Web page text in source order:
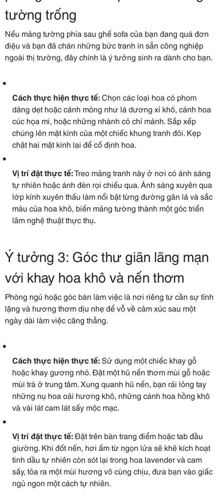
tường trống
Nếu mảng tường phía sau ghế sofa của bạn đang quá đơn
điệu và bạn đã chán những bức tranh in sẵn công nghiệp
ngoài thị trường, đây chính là ý tưởng sinh ra dành cho bạn.
Cách thực hiện thực tế:Chọn các loại hoa có phom
dáng dẹt hoặc cánh mỏng như lá dương xỉ khô, cánh hoa
cúc họa mi, hoặc những nhành cỏ chỉ mảnh. Sắp xếp
chúng lên mặt kính của một chiếc khung tranh đôi. Kẹp
chặt hai mặt kính lại để cố định hoa.
Vị trí đặt thực tế:Treo mảng tranh này ở nơi có ánh sáng
tự nhiên hoặc ánh đèn rọi chiếu qua. Ánh sáng xuyên qua
lớp kính xuyên thấu làm nổi bật từng đường gân lá và sắc
màu của hoa khô, biến mảng tường thành một góc triển
lãm nghệ thuật thực thụ.
Ý tưởng 3: Góc thư giãn lãng mạn
với khay hoa khô và nến thơm
Phòng ngủ hoặc góc bàn làm việc là nơi riêng tư cần sự tĩnh
lặng và hương thơm dịu nhẹ để vỗ về cảm xúc sau một
ngày dài làm việc căng thẳng.
Cách thực hiện thực tế:Sử dụng một chiếc khay gỗ
hoặc khay gương nhỏ. Đặt một hũ nến thơm mùi gỗ hoặc
mùi trà ở trung tâm. Xung quanh hũ nến, bạn rải lỏng tay
những nụ hoa oải hương khô, những cánh hoa hồng khô
và vài lát cam lát sấy mộc mạc.
Vị trí đặt thực tế:Đặt trên bàn trang điểm hoặc tab đầu
giường. Khi đốt nến, hơi ấm từ ngọn lửa sẽ khẽ kích hoạt
tinh dầu tự nhiên còn sót lại trong hoa lavender và cam
sấy, tỏa ra một mùi hương vô cùng chịu, đưa bạn vào giấc
ngủ ngon một cách tự nhiên.